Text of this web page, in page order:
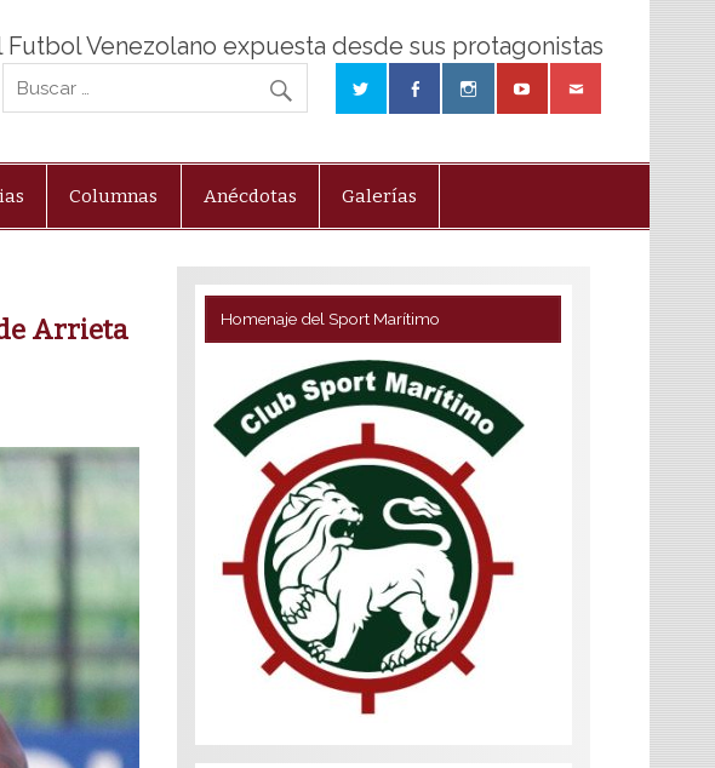
Futbol Venezolano expuesta desde sus protagonistas
Columnas Anécdotas Galerías
Arrieta
Homenaje del Sport Marítimo